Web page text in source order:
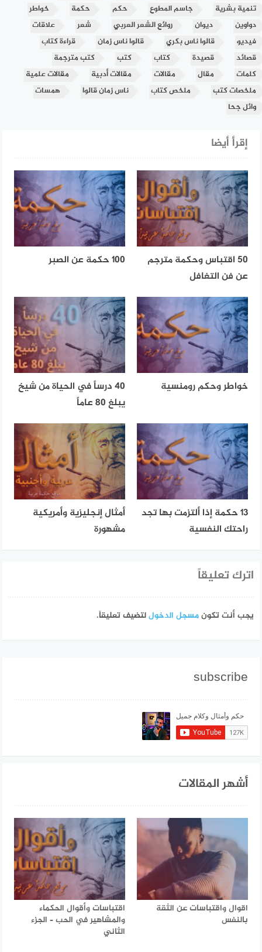
تنمية بشرية
جاسم المطوع حكم حكمة
خواطر
دواوين
ديوان روائع الشعر العربي شعر
علاقات
فيديو
قالوا ناس بكري قالوا ناس زمان
قراءة كتاب
قصائد
قصيدة كتاب كتب
كتب مترجمة
كلمات
مقال مقالات مقالات أدبية
مقالات علمية
ملخصات كتب
ملخص كتاب ناس زمان قالوا
همسات
وائل جحا
إقرأ أيضا
50 اقتباس وحكمة مترجم
عن فن التغافل
100 حكمة عن الصبر
خواطر وحكم رومنسية
40 درساً في الحياة من شيخ
يبلغ 80 عاماً
13 حكمة إذا ألتزمت بها تجد
راحتك النفسية
أمثال إنجليزية وأمريكية
مشهورة
اترك تعليقاً
يجب أنت تكونمسجل الدخوللتضيف تعليقاً.
subscribe
أشهر المقالات
اقوال واقتباسات عن الثقة
بالنفس
اقتباسات وأقوال الحكماء
والمشاهير في الحب – الجزء
الثاني